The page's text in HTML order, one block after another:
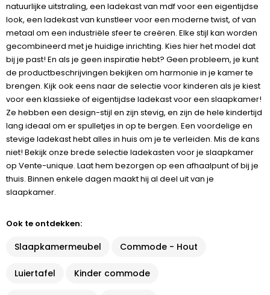
natuurlijke uitstraling, een ladekast van mdf voor een eigentijdse
look, een ladekast van kunstleer voor een moderne twist, of van
metaal om een industriële sfeer te creëren. Elke stijl kan worden
gecombineerd met je huidige inrichting. Kies hier het model dat
bij je past! En als je geen inspiratie hebt? Geen probleem, je kunt
de productbeschrijvingen bekijken om harmonie in je kamer te
brengen. Kijk ook eens naar de selectie voor kinderen als je kiest
voor een klassieke of eigentijdse ladekast voor een slaapkamer!
Ze hebben een design-stijl en zijn stevig, en zijn de hele kindertijd
lang ideaal om er spulletjes in op te bergen. Een voordelige en
stevige ladekast hebt alles in huis om je te verleiden. Mis de kans
niet! Bekijk onze brede selectie ladekasten voor je slaapkamer
op Vente-unique. Laat hem bezorgen op een afhaalpunt of bij je
thuis. Binnen enkele dagen maakt hij al deel uit van je
slaapkamer.
Ook te ontdekken:
Slaapkamermeubel Commode - Hout
Luiertafel Kinder commode